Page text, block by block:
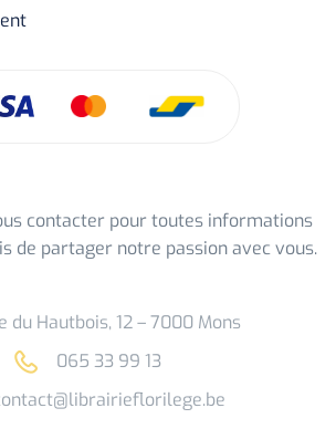
contacter pour toutes informations
de partager notre passion avec vous.
du Hautbois, 12 – 7000 Mons
065 33 99 13